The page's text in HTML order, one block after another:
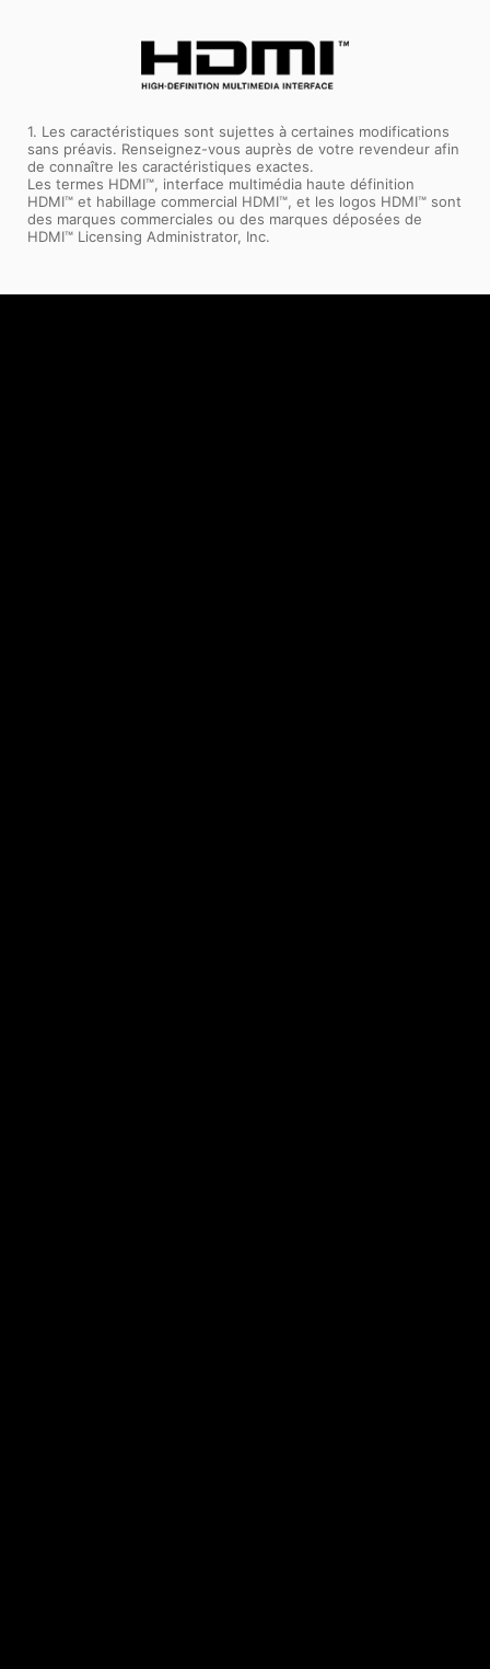
1. Les caractéristiques sont sujettes à certaines modifications
sans préavis. Renseignez-vous auprès de votre revendeur afin
de connaître les caractéristiques exactes.
Les termes HDMI™, interface multimédia haute définition
HDMI™ et habillage commercial HDMI™, et les logos HDMI™ sont
des marques commerciales ou des marques déposées de
HDMI™ Licensing Administrator, Inc.